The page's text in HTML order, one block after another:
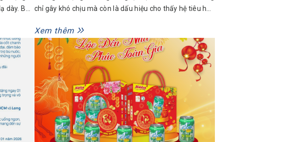
dày. Bên
dạ dày
chỉ gây khó chịu mà còn là dấu hiệu cho thấy hệ tiêu hóa
ăn gì để nhanh chóng lấy lại cảm giác nhẹ nhàng? Hãy
cùng khám phá danh sách...
Xem thêm